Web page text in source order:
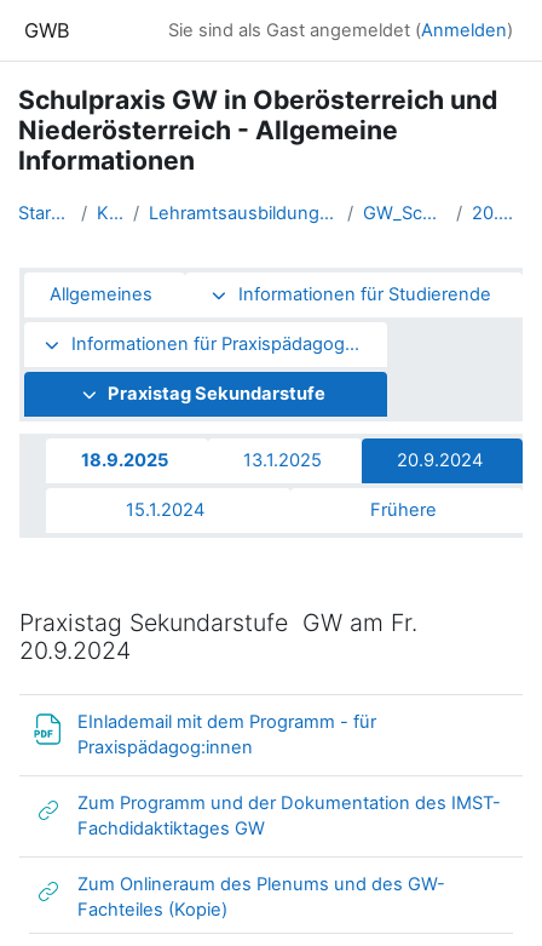
GWB Sie sind als Gast angemeldet (Anmelden)
Schulpraxis GW in Oberösterreich und
Niederösterreich - Allgemeine
Informationen
Startseite Kurse Lehramtsausbildung GW im Clust... GW_Schulpraxis 20.9.2024
Abschnittsübersicht
Allgemeines Informationen für Studierende
Informationen für Praxispädagog*innen
Praxistag Sekundarstufe
18.9.2025 13.1.2025 20.9.2024
15.1.2024 Frühere
Praxistag Sekundarstufe GW am Fr.
20.9.2024
EInlademail mit dem Programm - für
Praxispädagog:innen
Zum Programm und der Dokumentation des IMST-
Fachdidaktiktages GWLink/URL
Zum Onlineraum des Plenums und des GW-
Fachteiles (Kopie)